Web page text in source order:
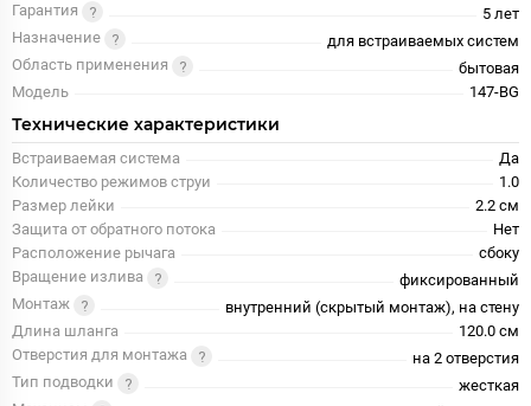
Гарантия
5 лет
Назначение
для встраиваемых систем
Область применения
бытовая
Модель
147-BG
Технические характеристики
Встраиваемая система
Да
Количество режимов струи
1.0
Размер лейки
2.2 см
Защита от обратного потока
Нет
Расположение рычага
сбоку
Вращение излива
фиксированный
Монтаж
внутренний (скрытый монтаж), на стену
Длина шланга
120.0 см
Отверстия для монтажа
на 2 отверстия
Тип подводки
жесткая